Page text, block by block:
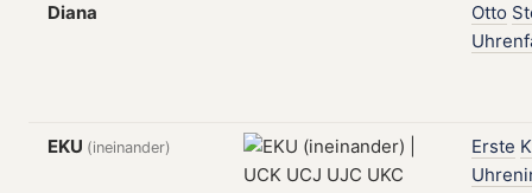
Diana Otto
EKU (ineinander) Erste